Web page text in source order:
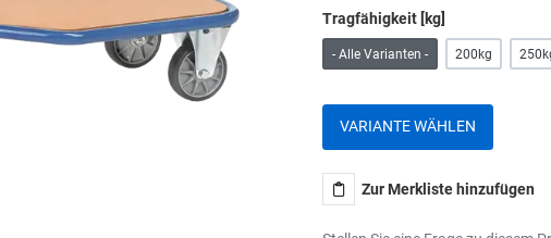
Tragfähigkeit [kg]
- Alle Varianten - 200kg
VARIANTE WÄHLEN
Zur Merkliste hinzufügen